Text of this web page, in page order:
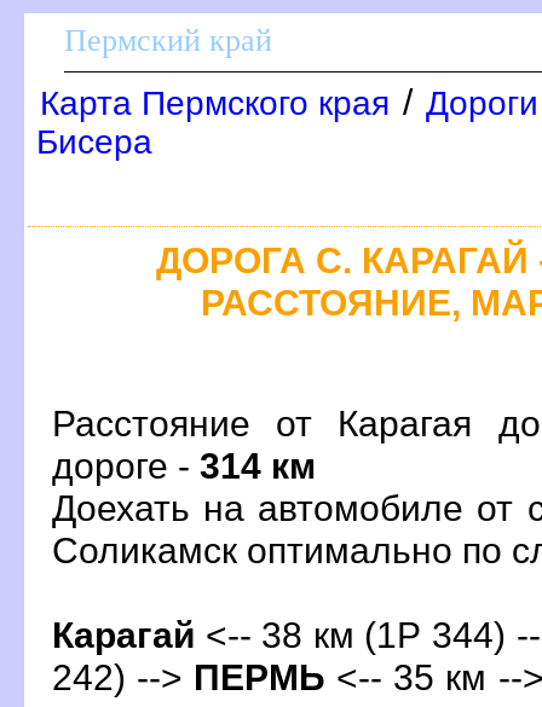
Пермский край
Карта Пермского края /
Бисера
ДОРОГА С. КАРАГАЙ
РАССТОЯНИЕ,
Расстояние от Карагая
дороге - 314 км
Доехать на автомобиле от
Соликамск оптимально по
Карагай <-- 38 км (1Р 344)
242) --> ПЕРМЬ <-- 35 км --